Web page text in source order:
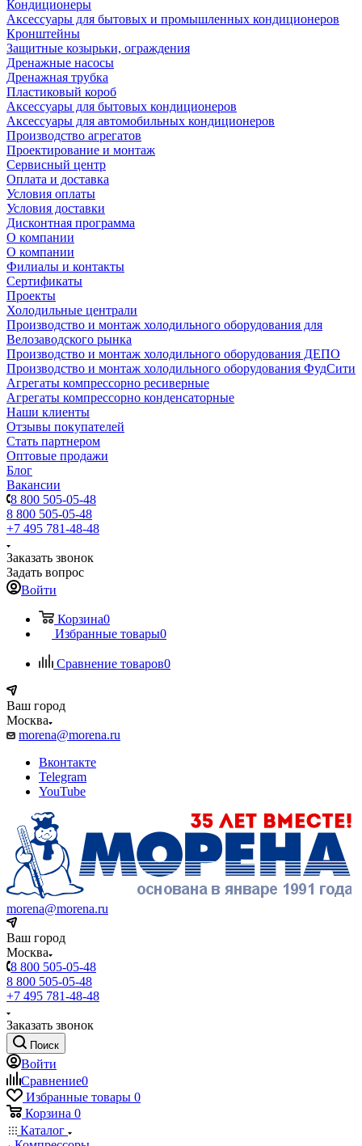
Кондиционеры
Аксессуары для бытовых и промышленных кондиционеров
Кронштейны
Защитные козырьки, ограждения
Дренажные насосы
Дренажная трубка
Пластиковый короб
Аксессуары для бытовых кондиционеров
Аксессуары для автомобильных кондиционеров
Производство агрегатов
Проектирование и монтаж
Сервисный центр
Оплата и доставка
Условия оплаты
Условия доставки
Дисконтная программа
О компании
О компании
Филиалы и контакты
Сертификаты
Проекты
Холодильные централи
Производство и монтаж холодильного оборудования для
Велозаводского рынка
Производство и монтаж холодильного оборудования ДЕПО
Производство и монтаж холодильного оборудования ФудСити
Агрегаты компрессорно ресиверные
Агрегаты компрессорно конденсаторные
Наши клиенты
Отзывы покупателей
Стать партнером
Оптовые продажи
Блог
Вакансии
8 800 505-05-48
8 800 505-05-48
+7 495 781-48-48
Заказать звонок
Задать вопрос
Войти
Корзина0
Избранные товары0
Сравнение товаров0
Ваш город
Москва
morena@morena.ru
Вконтакте
Telegram
YouTube
morena@morena.ru
Ваш город
Москва
8 800 505-05-48
8 800 505-05-48
+7 495 781-48-48
Заказать звонок
Поиск
Войти
Сравнение0
Избранные товары 0
Корзина 0
Каталог